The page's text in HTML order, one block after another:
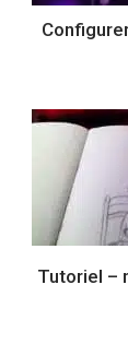
Tutoriel –